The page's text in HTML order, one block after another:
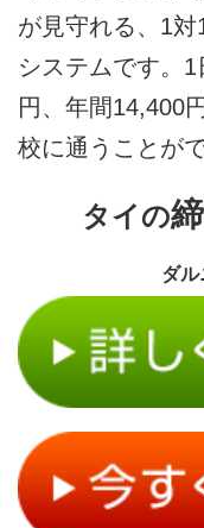
が見守れる、1
システムです。
円、年間14,400
校に通うことが
タイの
ダル